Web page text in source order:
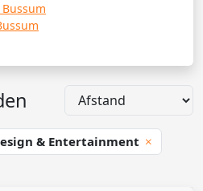
& Entertainment